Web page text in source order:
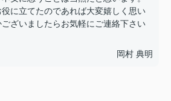
に立てたのであれば大変嬉しく思い
ございましたらお気軽にご連絡下さい
岡村 典明